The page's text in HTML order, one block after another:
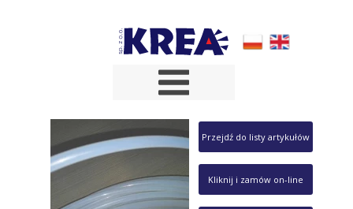
Kliknij i zamów on-line
Przejdź do listy artykułów